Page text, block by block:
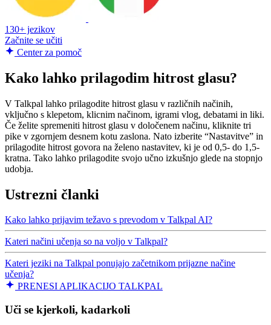
130+ jezikov
Začnite se učiti
Center za pomoč
Kako lahko prilagodim hitrost glasu?
V Talkpal lahko prilagodite hitrost glasu v različnih načinih,
vključno s klepetom, klicnim načinom, igrami vlog, debatami in liki.
Če želite spremeniti hitrost glasu v določenem načinu, kliknite tri
pike v zgornjem desnem kotu zaslona. Nato izberite “Nastavitve” in
prilagodite hitrost govora na želeno nastavitev, ki je od 0,5- do 1,5-
kratna. Tako lahko prilagodite svojo učno izkušnjo glede na stopnjo
udobja.
Ustrezni članki
Kako lahko prijavim težavo s prevodom v Talkpal AI?
Kateri načini učenja so na voljo v Talkpal?
Kateri jeziki na Talkpal ponujajo začetnikom prijazne načine
učenja?
PRENESI APLIKACIJO TALKPAL
Uči se kjerkoli, kadarkoli